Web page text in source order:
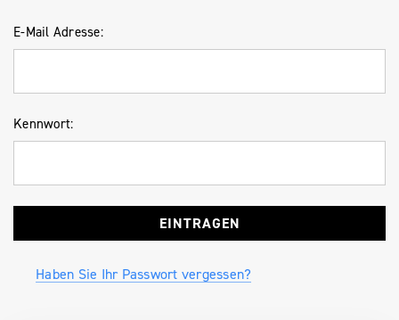
E-Mail Adresse:
Kennwort:
Haben Sie Ihr Passwort vergessen?